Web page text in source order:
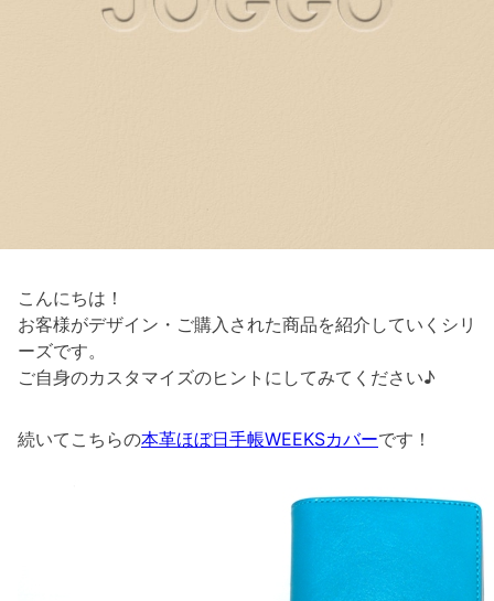
こんにちは！
お客様がデザイン・ご購入された商品を紹介していくシリ
ーズです。
ご自身のカスタマイズのヒントにしてみてください♪
続いてこちらの本革ほぼ日手帳WEEKSカバーです！